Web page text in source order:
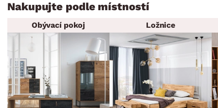
Nakupujte podle místností
Obývací pokoj Ložnice